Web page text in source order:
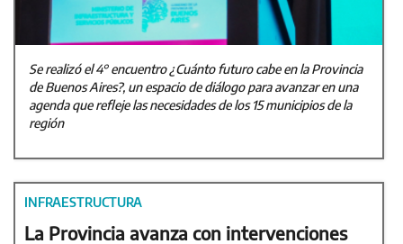
Se realizó el 4° encuentro ¿Cuánto futuro cabe en la Provincia
de Buenos Aires?, un espacio de diálogo para avanzar en una
agenda que refleje las necesidades de los 15 municipios de la
región
INFRAESTRUCTURA
La Provincia avanza con intervenciones